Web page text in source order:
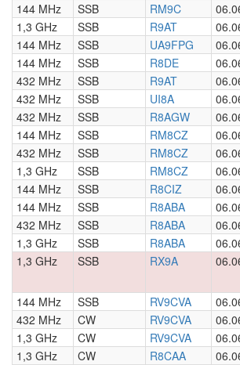
144 MHz
SSB RM9C
1,3 GHz
SSB R9AT
144 MHz
SSB UA9FPG
144 MHz
SSB R8DE
432 MHz
SSB R9AT
432 MHz
SSB UI8A
432 MHz
SSB R8AGW
144 MHz
SSB RM8CZ
432 MHz
SSB RM8CZ
1,3 GHz
SSB RM8CZ
144 MHz
SSB R8CIZ
144 MHz
SSB R8ABA
432 MHz
SSB R8ABA
1,3 GHz
SSB R8ABA
1,3 GHz
SSB RX9A
144 MHz SSB RV9CVA
432 MHz
CW RV9CVA
1,3 GHz
CW RV9CVA
1,3 GHz
CW R8CAA